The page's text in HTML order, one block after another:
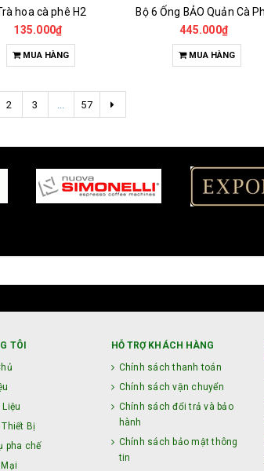
hoa cà phê H2
135.000₫
MUA HÀNG
445.000₫
MUA HÀNG
2 3 ... 57
TÔI
Bị
pha chế
HỖ TRỢ KHÁCH HÀNG
Chính sách thanh toán
Chính sách vận chuyển
Chính sách đổi trả và bảo
hành
Chính sách bảo mật thông
tin